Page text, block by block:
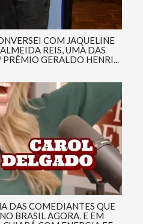
COM JAQUELINE
REIS, UMA DAS
GERALDO HENRI...
DAS COMEDIANTES QUE
BRASIL AGORA. E EM